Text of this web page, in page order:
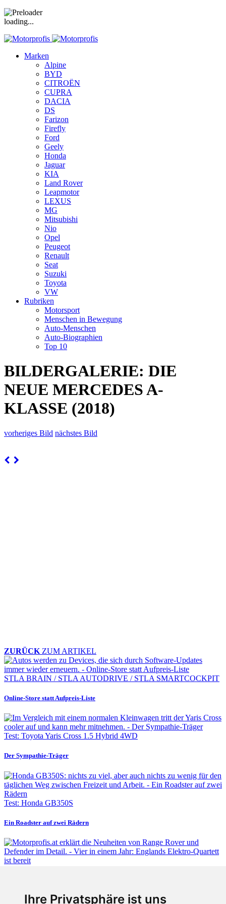
Ihre Privatsphäre ist uns
loading...
Marken
Alpine
BYD
CITROËN
CUPRA
DACIA
DS
Farizon
Firefly
Ford
Geely
Honda
Jaguar
KIA
Land Rover
Leapmotor
LEXUS
MG
Mitsubishi
Nio
Opel
Peugeot
Renault
Seat
Suzuki
Toyota
VW
Rubriken
Motorsport
Menschen in Bewegung
Auto-Menschen
Auto-Biographien
Top 10
BILDERGALERIE: DIE
NEUE MERCEDES A-
KLASSE (2018)
vorheriges Bild nächstes Bild
ZURÜCK ZUM ARTIKEL
STLA BRAIN / STLA AUTODRIVE / STLA SMARTCOCKPIT
Online-Store statt Aufpreis-Liste
Test: Toyota Yaris Cross 1.5 Hybrid 4WD
Der Sympathie-Träger
Test: Honda GB350S
Ein Roadster auf zwei Rädern
Vier in einem Jahr: Englands Elektro-Quartett ist bereit